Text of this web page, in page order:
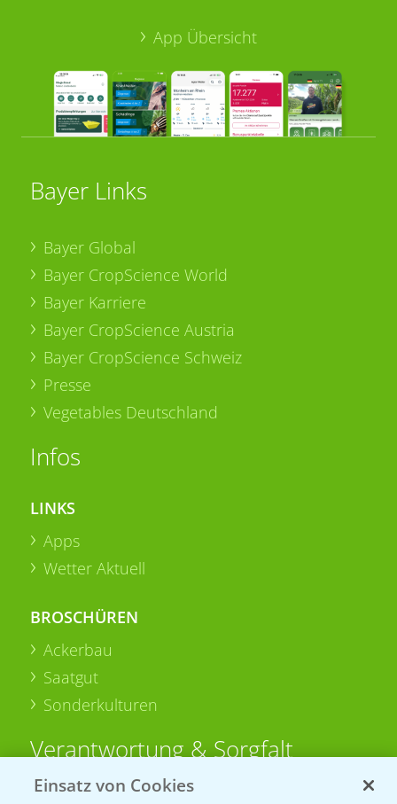
App Übersicht
Bayer Links
Bayer Global
Bayer CropScience World
Bayer Karriere
Bayer CropScience Austria
Bayer CropScience Schweiz
Presse
Vegetables Deutschland
Infos
LINKS
Apps
Wetter Aktuell
BROSCHÜREN
Ackerbau
Saatgut
Sonderkulturen
Verantwortung & Sorgfalt
Einsatz von Cookies